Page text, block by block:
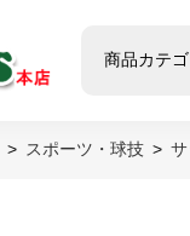
商品カテゴ
スポーツ・球技